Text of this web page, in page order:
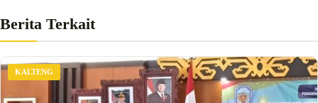
Berita Terkait
KALTENG